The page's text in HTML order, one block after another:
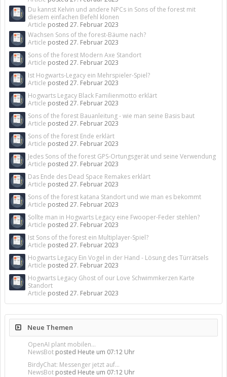
Du kannst Kelvin und andere NPCs in Sons of the forest mit
diesem einfachen Befehl klonen
Article posted 27. Februar 2023
Wachsen Sons of the forest-Bäume nach?
Article posted 27. Februar 2023
Sons of the forest Modern Axe Standort
Article posted 27. Februar 2023
Ist Hogwarts-Legacy ein Mehrspieler-Spiel?
Article posted 27. Februar 2023
Hogwarts Legacy Black Familienmotto erklärt
Article posted 27. Februar 2023
Sons of the forest Bauanleitung - wie man seine Basis baut
Article posted 27. Februar 2023
Sons of the forest Ende erklärt
Article posted 27. Februar 2023
Jedes Sons of the forest GPS-Ortungsgerät und seine Verwendung
Article posted 27. Februar 2023
Das Ende des Dead Space Remakes erklärt
Article posted 27. Februar 2023
Sons of the forest katana Standort und wie man es bekommt
Article posted 27. Februar 2023
Sollte man in Hogwarts Legacy eine Fwooper-Feder stehlen?
Article posted 27. Februar 2023
Ist Sons of the forest ein Multiplayer-Spiel?
Article posted 27. Februar 2023
Hogwarts Legacy Ein Vogel in der Hand - Lösung des Türrätsels
Article posted 27. Februar 2023
Hogwarts Legacy Ghost of our Love Schwimmkerzen Karte
Standort
Article posted 27. Februar 2023
Neue Themen
OpenAI plant mobilen...
NewsBot posted Heute um 07:12 Uhr
BirdyChat: Messenger jetzt auf...
NewsBot posted Heute um 07:12 Uhr